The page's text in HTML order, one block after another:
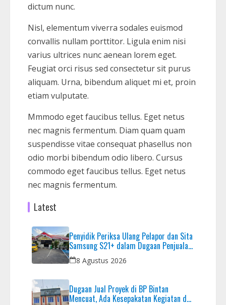
dictum nunc.
Nisl, elementum viverra sodales euismod
convallis nullam porttitor. Ligula enim nisi
varius ultrices nunc aenean lorem eget.
Feugiat orci risus sed consectetur sit purus
aliquam. Urna, bibendum aliquet mi et, proin
etiam vulputate.
Mmmodo eget faucibus tellus. Eget netus
nec magnis fermentum. Diam quam quam
suspendisse vitae consequat phasellus non
odio morbi bibendum odio libero. Cursus
commodo eget faucibus tellus. Eget netus
nec magnis fermentum.
Latest
Penyidik Periksa Ulang Pelapor dan Sita
Samsung S21+ dalam Dugaan Penjualan
HP Ilegal di Nagoya Hill
8 Agustus 2026
Dugaan Jual Proyek di BP Bintan
Mencuat, Ada Kesepakatan Kegiatan dan